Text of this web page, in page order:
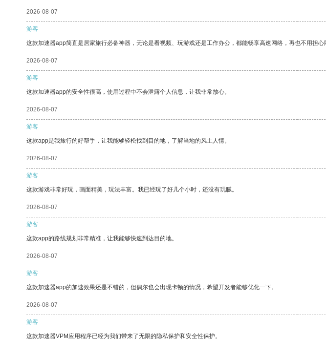
2026-08-07
游客
这款加速器app简直是居家旅行必备神器，无论是看视频、玩游戏还是工作办公，都能畅享高速网络，再也不用担
2026-08-07
游客
这款加速器app的安全性很高，使用过程中不会泄露个人信息，让我非常放心。
2026-08-07
游客
这款app是我旅行的好帮手，让我能够轻松找到目的地，了解当地的风土人情。
2026-08-07
游客
这款游戏非常好玩，画面精美，玩法丰富。我已经玩了好几个小时，还没有玩腻。
2026-08-07
游客
这款app的路线规划非常精准，让我能够快速到达目的地。
2026-08-07
游客
这款加速器app的加速效果还是不错的，但偶尔也会出现卡顿的情况，希望开发者能够优化一下。
2026-08-07
游客
这款加速器VPM应用程序已经为我们带来了无限的隐私保护和安全性保护。